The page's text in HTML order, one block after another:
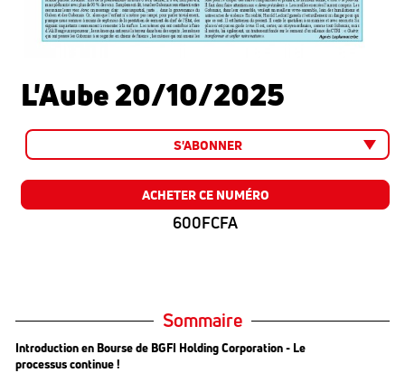
L'Aube 20/10/2025
S'ABONNER
ACHETER CE NUMÉRO
600FCFA
Sommaire
Introduction en Bourse de BGFI Holding Corporation - Le
processus continue !